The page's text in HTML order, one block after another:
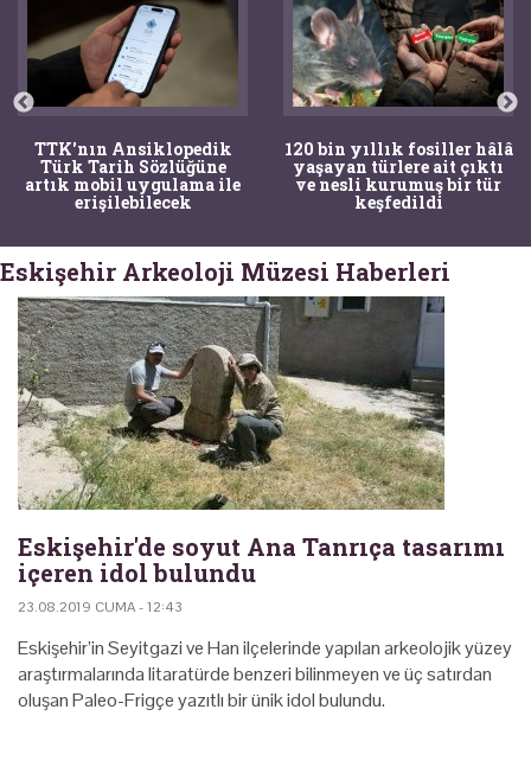
TTK'nın Ansiklopedik
Türk Tarih Sözlüğüne
artık mobil uygulama ile
erişilebilecek
120 bin yıllık fosiller hâlâ
yaşayan türlere ait çıktı
ve nesli kurumuş bir tür
keşfedildi
Eskişehir Arkeoloji Müzesi Haberleri
Eskişehir'de soyut Ana Tanrıça tasarımı
içeren idol bulundu
23.08.2019 CUMA - 12:43
Eskişehir’in Seyitgazi ve Han ilçelerinde yapılan arkeolojik yüzey
araştırmalarında litaratürde benzeri bilinmeyen ve üç satırdan
oluşan Paleo-Frigçe yazıtlı bir ünik idol bulundu.